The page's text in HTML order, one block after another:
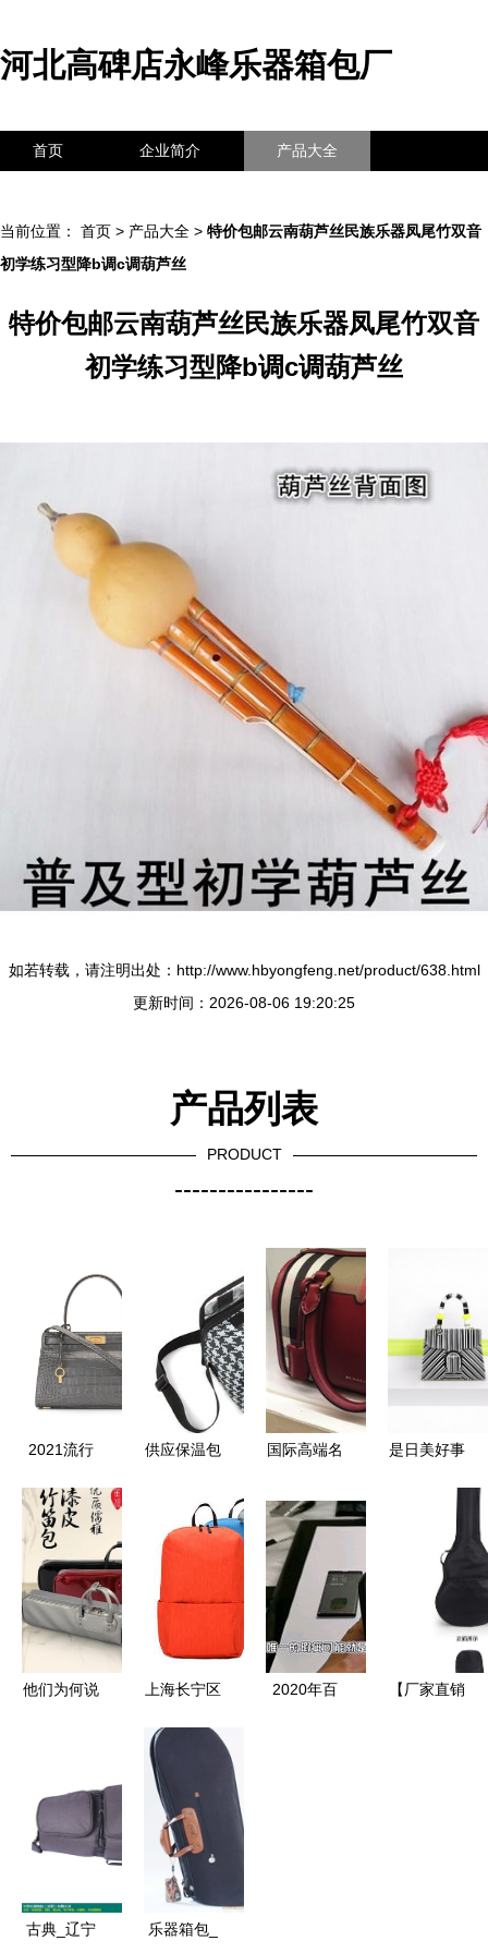
河北高碑店永峰乐器箱包厂
首页 企业简介 产品大全
当前位置： 首页 > 产品大全 > 特价包邮云南葫芦丝民族乐器凤尾竹双音
初学练习型降b调c调葫芦丝
特价包邮云南葫芦丝民族乐器凤尾竹双音
初学练习型降b调c调葫芦丝
如若转载，请注明出处：http://www.hbyongfeng.net/product/638.html
更新时间：2026-08-06 19:20:25
产品列表
PRODUCT
----------------
2021流行
包款推荐
为穿搭优雅
加分的灰色
系精品
供应保温包
午餐包 欢
迎订购价格
厂家 图片
国际高端名
重庆保税商
品 展示交
易中心 iget
爱购保税
是日美好事
把百年传统
包袋玩出街
潮风格, 纸
片 钢琴扭
转如黑水晶
他们为何说
家比高考还
上海长宁区
咪包,双肩
背包厂
2020年百
【厂家直销
古典_辽宁 乐器箱包_